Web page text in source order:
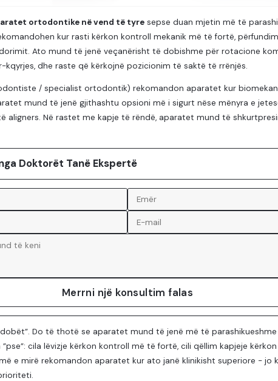
ortodontike në vend të tyre sepse duan mjetin më të
kur rasti kërkon kontroll mekanik më të fortë,
Ato mund të jenë veçanërisht të dobishme për rotacione
dhe raste që kërkojnë pozicionim të saktë të rrënjës.
/ specialist ortodontik) rekomandon aparatet kur
mund të jenë gjithashtu opsioni më i sigurt nëse mënyra e
aligners. Në rastet me kapje të rëndë, aparatet mund të
Doktorët Tanë Ekspertë
Merrni një konsultim falas
Do të thotë se aparatet mund të jenë më të
cila lëvizje kërkon kontroll më të fortë, cili qëllim kapjeje
e mirë rekomandon aparatet kur ato janë klinikisht superiore - jo